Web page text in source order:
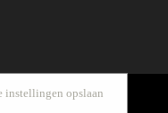
instellingen opslaan